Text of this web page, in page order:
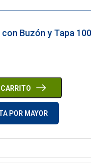
Buzón y Tapa
POR MAYOR